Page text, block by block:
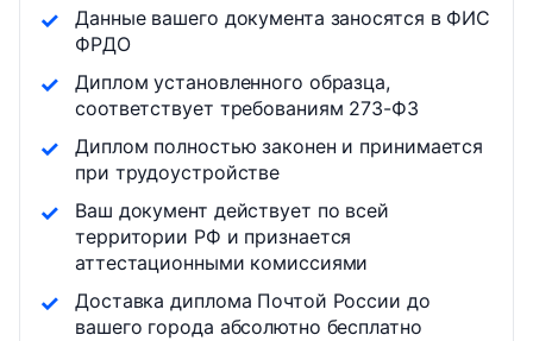
Данные вашего документа заносятся в ФИС
ФРДО
Диплом установленного образца,
соответствует требованиям 273-ФЗ
Диплом полностью законен и принимается
при трудоустройстве
Ваш документ действует по всей
территории РФ и признается
аттестационными комиссиями
Доставка диплома Почтой России до
вашего города абсолютно бесплатно